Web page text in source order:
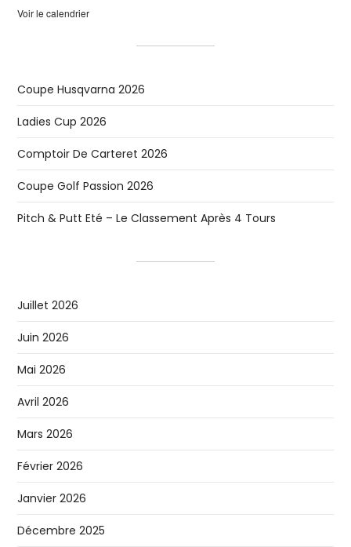
Voir le calendrier
Coupe Husqvarna 2026
Ladies Cup 2026
Comptoir De Carteret 2026
Coupe Golf Passion 2026
Pitch & Putt Eté – Le Classement Après 4 Tours
Juillet 2026
Juin 2026
Mai 2026
Avril 2026
Mars 2026
Février 2026
Janvier 2026
Décembre 2025